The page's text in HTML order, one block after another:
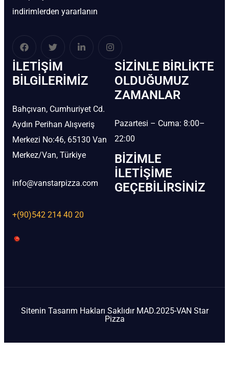
indirimlerden yararlanın
İLETIŞIM
BİLGILERIMIZ
Bahçıvan, Cumhuriyet Cd.
Aydın Perihan Alışveriş
Merkezi No:46, 65130 Van
Merkez/Van, Türkiye
info@vanstarpizza.com
+(90)542 214 40 20
SIZINLE BIRLIKTE
OLDUĞUMUZ
ZAMANLAR
Pazartesi – Cuma: 8:00–
22:00
BIZIMLE
İLETIŞIME
GEÇEBILIRSINIZ
Sitenin Tasarım Hakları Saklıdır MAD.2025-VAN Star
Pizza